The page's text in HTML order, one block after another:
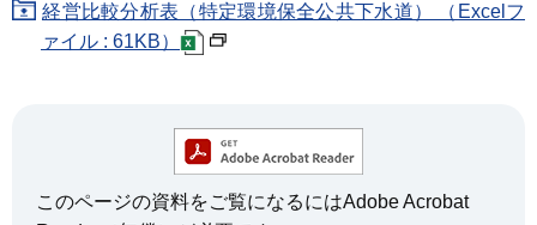
経営比較分析表（特定環境保全公共下水道） （Excelフ
ァイル : 61KB）
このページの資料をご覧になるにはAdobe Acrobat